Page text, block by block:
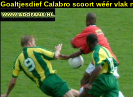
Goaltjesdief Calabro scoort wéér vlak